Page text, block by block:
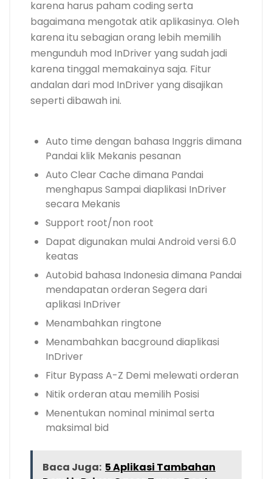
karena harus paham coding serta
bagaimana mengotak atik aplikasinya. Oleh
karena itu sebagian orang lebih memilih
mengunduh mod InDriver yang sudah jadi
karena tinggal memakainya saja. Fitur
andalan dari mod InDriver yang disajikan
seperti dibawah ini.
Auto time dengan bahasa Inggris dimana
Pandai klik Mekanis pesanan
Auto Clear Cache dimana Pandai
menghapus Sampai diaplikasi InDriver
secara Mekanis
Support root/non root
Dapat digunakan mulai Android versi 6.0
keatas
Autobid bahasa Indonesia dimana Pandai
mendapatan orderan Segera dari
aplikasi InDriver
Menambahkan ringtone
Menambahkan bacground diaplikasi
InDriver
Fitur Bypass A-Z Demi melewati orderan
Nitik orderan atau memilih Posisi
Menentukan nominal minimal serta
maksimal bid
Baca Juga: 5 Aplikasi Tambahan